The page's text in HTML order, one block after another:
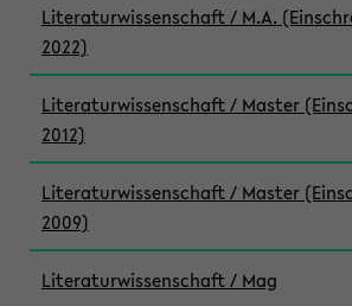
Literaturwissenschaft / M.A.
2022)
Literaturwissenschaft / Master
2012)
Literaturwissenschaft / Master
2009)
Literaturwissenschaft / Mag